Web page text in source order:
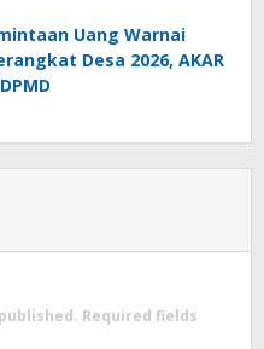
Uang Warnai
Desa 2026, AKAR
Required fields